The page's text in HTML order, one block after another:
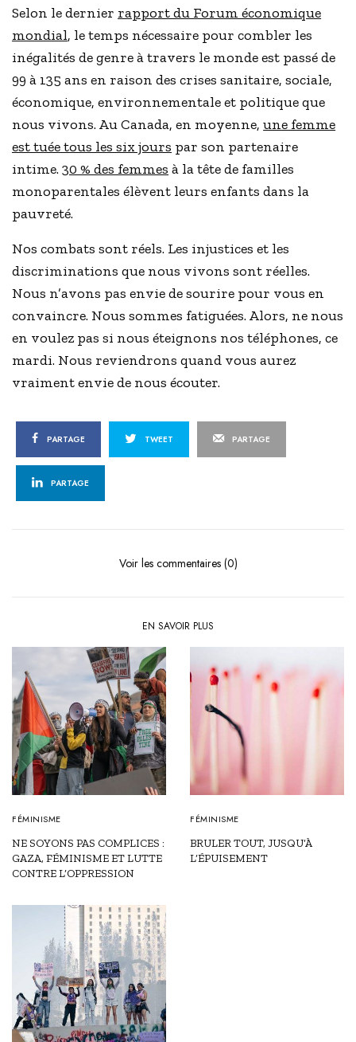
Selon le dernier rapport du Forum économique
mondial, le temps nécessaire pour combler les
inégalités de genre à travers le monde est passé de
99 à 135 ans en raison des crises sanitaire, sociale,
économique, environnementale et politique que
nous vivons. Au Canada, en moyenne,une femme
est tuée tous les six jours par son partenaire
intime.30 % des femmes à la tête de familles
monoparentales élèvent leurs enfants dans la
pauvreté.
Nos combats sont réels. Les injustices et les
discriminations que nous vivons sont réelles.
Nous n’avons pas envie de sourire pour vous en
convaincre. Nous sommes fatiguées. Alors, ne nous
en voulez pas si nous éteignons nos téléphones, ce
mardi. Nous reviendrons quand vous aurez
vraiment envie de nous écouter.
PARTAGE TWEET PARTAGE
PARTAGE
Voir les commentaires (0)
EN SAVOIR PLUS
FÉMINISME
NE SOYONS PAS COMPLICES :
GAZA, FÉMINISME ET LUTTE
CONTRE L’OPPRESSION
FÉMINISME
BRULER TOUT, JUSQU’À
L’ÉPUISEMENT